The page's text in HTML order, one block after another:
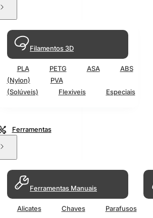
Filamentos 3D
PLA PETG ASA ABS
(Nylon)
PVA
(Solúveis)
Flexiveis Especiais
Ferramentas
Ferramentas Manuais
Alicates Chaves
Parafusos